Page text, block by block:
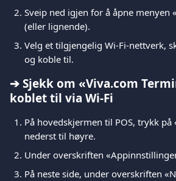
Sveip ned igjen for å åpne menyen
(eller lignende).
Velg et tilgjengelig Wi-Fi-nettverk,
og koble til.
➔ Sjekk om «Viva.com
koblet til via Wi-Fi
På hovedskjermen til POS, trykk
nederst til høyre.
Under overskriften
På neste side, under overskriften